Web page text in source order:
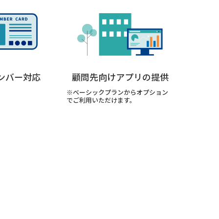
バー対応 顧問先向けアプリの提供
※ベーシックプランからオプション
でご利⽤いただけます。